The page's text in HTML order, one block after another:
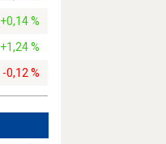
+0,14 %
+1,24 %
-0,12 %